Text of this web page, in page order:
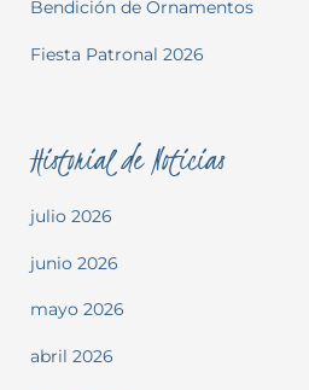
Bendición de Ornamentos
Fiesta Patronal 2026
Historial de Noticias
julio 2026
junio 2026
mayo 2026
abril 2026